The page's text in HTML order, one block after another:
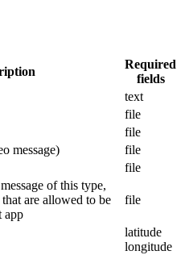
Required
fields
text
file
file
message)
file
file
of this type,
are allowed to be
app
file
latitude
longitude